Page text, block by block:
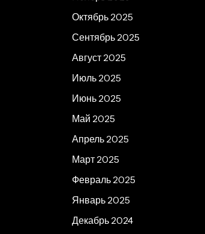
Октябрь 2025
Сентябрь 2025
Август 2025
Июль 2025
Июнь 2025
Май 2025
Апрель 2025
Март 2025
Февраль 2025
Январь 2025
Декабрь 2024